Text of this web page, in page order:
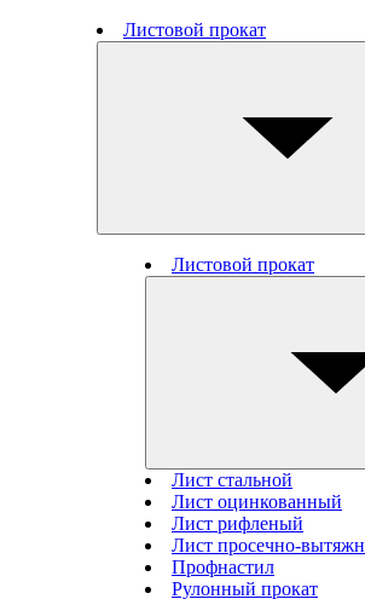
Листовой прокат
Листовой прокат
Лист стальной
Лист оцинкованный
Лист рифленый
Лист просечно-
Профнастил
Рулонный прокат